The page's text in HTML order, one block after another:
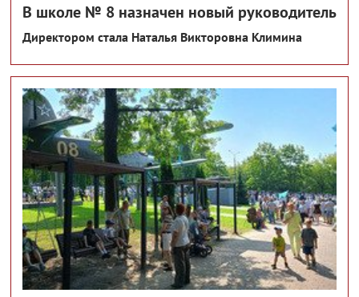
В школе № 8 назначен новый руководитель
Директором стала Наталья Викторовна Климина